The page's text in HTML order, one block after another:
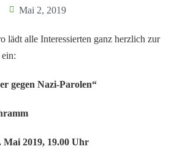
Mai 2, 2019
lädt alle Interessierten ganz herzlich zur
gegen Nazi-Parolen“
2019, 19.00 Uhr